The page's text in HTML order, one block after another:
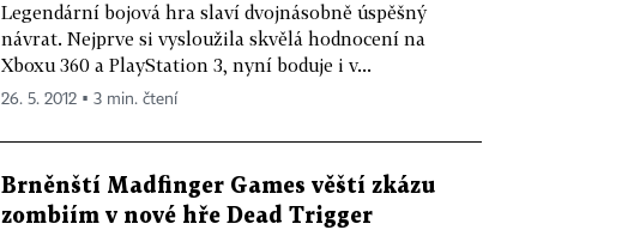
Legendární bojová hra slaví dvojnásobně úspěšný
návrat. Nejprve si vysloužila skvělá hodnocení na
Xboxu 360 a PlayStation 3, nyní boduje i v...
26. 5. 2012 ▪ 3 min. čtení
Brněnští Madfinger Games věští zkázu
zombiím v nové hře Dead Trigger